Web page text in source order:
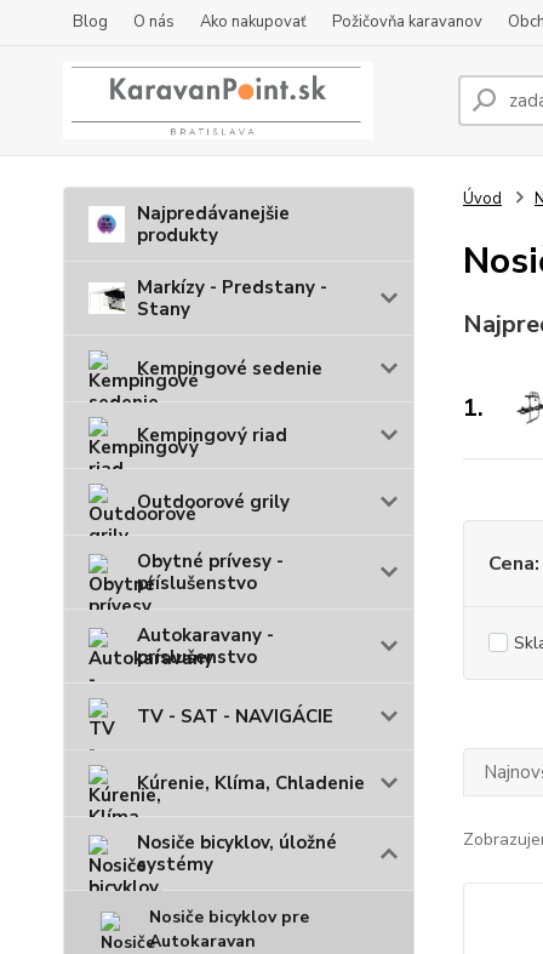
Blog O nás Ako nakupovať Požičovňa karavanov
Najpredávanejšie
produkty
Markízy - Predstany -
Stany
Kempingové sedenie
Kempingový riad
Outdoorové grily
Obytné prívesy -
príslušenstvo
Autokaravany -
príslušenstvo
TV - SAT - NAVIGÁCIE
Kúrenie, Klíma, Chladenie
Nosiče bicyklov, úložné
systémy
Nosiče bicyklov pre
Autokaravan
Úvod
1.
Cena: